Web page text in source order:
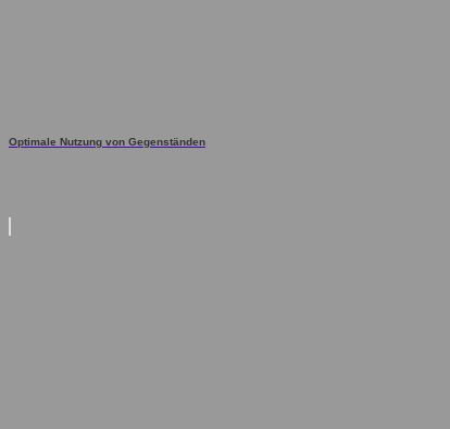
Optimale Nutzung von Gegenständen